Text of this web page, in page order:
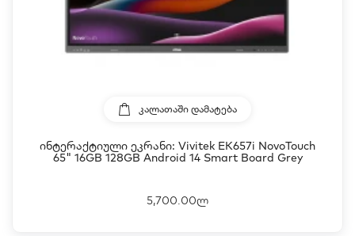
ᲙᲐᲚᲐᲗᲐᲨᲘ ᲓᲐᲛᲐᲢᲔᲑᲐ
Ინტერაქტიული Ეკრანი: Vivitek EK657i NovoTouch
65" 16GB 128GB Android 14 Smart Board Grey
5,700.00ლ